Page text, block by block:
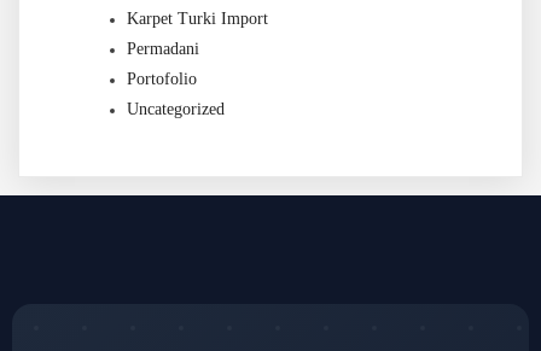
Karpet Turki Import
Permadani
Portofolio
Uncategorized